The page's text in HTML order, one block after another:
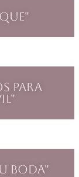
para
boda"